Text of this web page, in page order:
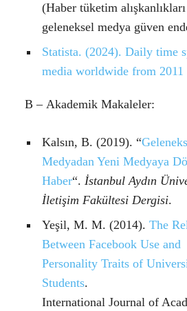
(Haber tüketim
geleneksel medya güven
Statista. (2024). Daily time
media worldwide from 2011
B – Akademik Makaleler:
Kalsın, B. (2019). “
Medyadan Yeni Medyaya
Haber“. İstanbul Aydın
İletişim Fakültesi Dergisi.
Yeşil, M. M. (2014). The
Between Facebook Use and
Personality Traits of
Students.
International Journal of